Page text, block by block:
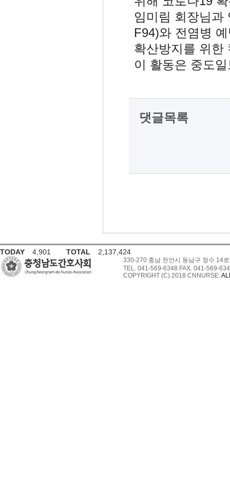
임미림 회장님과
F94)와 전염병
확산방지를 위한
이 활동은 중도
댓글목록
TODAY 4,901 TOTAL 2,137,424
330-270 충남 천안시 동남구 청수 14
TEL. 041-569-6348 FAX. 041-569-
COPYRIGHT (C) 2018 CNNURSE.